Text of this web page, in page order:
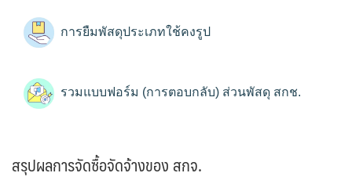
การยืมพัสดุประเภทใช้คงรูป
รวมแบบฟอร์ม (การตอบกลับ) ส่วนพัสดุ สกช.
สรุปผลการจัดซื้อจัดจ้างของ สกจ.